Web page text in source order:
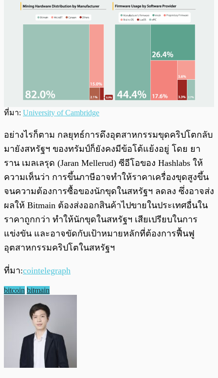
ที่มา: University of Cambridge
อย่างไรก็ตาม กลยุทธ์การดึงอุตสาหกรรมขุดคริปโตกลับ
มายังสหรัฐฯ ของทรัมป์ก็ยังคงมีข้อโต้แย้งอยู่ โดย ยา
ราน เมลเลรุด (Jaran Mellerud) ซีอีโอของ Hashlabs ให้
ความเห็นว่า การขึ้นภาษีอาจทำให้ราคาเครื่องขุดสูงขึ้น
จนความต้องการซื้อของนักขุดในสหรัฐฯ ลดลง ซึ่งอาจส่ง
ผลให้ Bitmain ต้องส่งออกสินค้าไปขายในประเทศอื่นใน
ราคาถูกกว่า ทำให้นักขุดในสหรัฐฯ เสียเปรียบในการ
แข่งขัน และอาจขัดกับเป้าหมายหลักที่ต้องการฟื้นฟู
อุตสาหกรรมคริปโตในสหรัฐฯ
ที่มา:cointelegraph
bitcoin bitmain